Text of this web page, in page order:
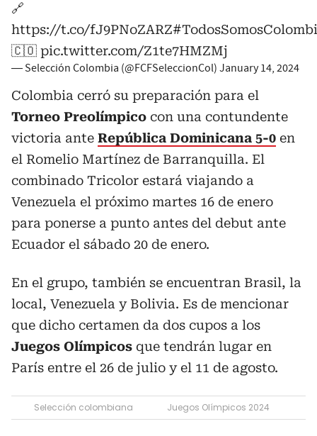
🔗
https://t.co/fJ9PNoZARZ
🇨🇴 pic.twitter.com/Z1te7HMZMj
— Selección Colombia (@FCFSeleccionCol) January 14, 2024
Colombia cerró su preparación para el
Torneo Preolímpico con una contundente
victoria ante República Dominicana 5-0 en
el Romelio Martínez de Barranquilla. El
combinado Tricolor estará viajando a
Venezuela el próximo martes 16 de enero
para ponerse a punto antes del debut ante
Ecuador el sábado 20 de enero.
En el grupo, también se encuentran Brasil, la
local, Venezuela y Bolivia. Es de mencionar
que dicho certamen da dos cupos a los
Juegos Olímpicos que tendrán lugar en
París entre el 26 de julio y el 11 de agosto.
Selección colombiana Juegos Olímpicos 2024